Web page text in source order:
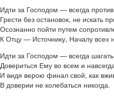
Идти за Господом — всегда
Грести без остановок, не искать
Осознанно пойти путем
К Отцу — Источнику, Началу всех
Идти за Господом — всегда
Довериться Ему во всем и
И видя верою финал свой, как
В доверии не колебаться никогда.